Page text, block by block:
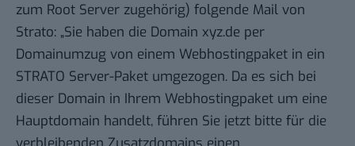
zum Root Server zugehörig) folgende Mail von
Strato: „Sie haben die Domain xyz.de per
Domainumzug von einem Webhostingpaket in ein
STRATO Server-Paket umgezogen. Da es sich bei
dieser Domain in Ihrem Webhostingpaket um eine
Hauptdomain handelt, führen Sie jetzt bitte für die